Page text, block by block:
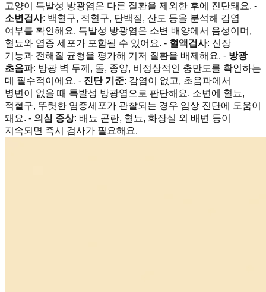
고양이 특발성 방광염은 다른 질환을 제외한 후에 진단돼요. -
소변검사: 백혈구, 적혈구, 단백질, 산도 등을 분석해 감염
여부를 확인해요. 특발성 방광염은 소변 배양에서 음성이며,
혈뇨와 염증 세포가 포함될 수 있어요. - 혈액검사: 신장
기능과 전해질 균형을 평가해 기저 질환을 배제해요. - 방광
초음파: 방광 벽 두께, 돌, 종양, 비정상적인 충만도를 확인하는
데 필수적이에요. - 진단 기준: 감염이 없고, 초음파에서
병변이 없을 때 특발성 방광염으로 판단해요. 소변에 혈뇨,
적혈구, 뚜렷한 염증세포가 관찰되는 경우 임상 진단에 도움이
돼요. - 의심 증상: 배뇨 곤란, 혈뇨, 화장실 외 배변 등이
지속되면 즉시 검사가 필요해요.